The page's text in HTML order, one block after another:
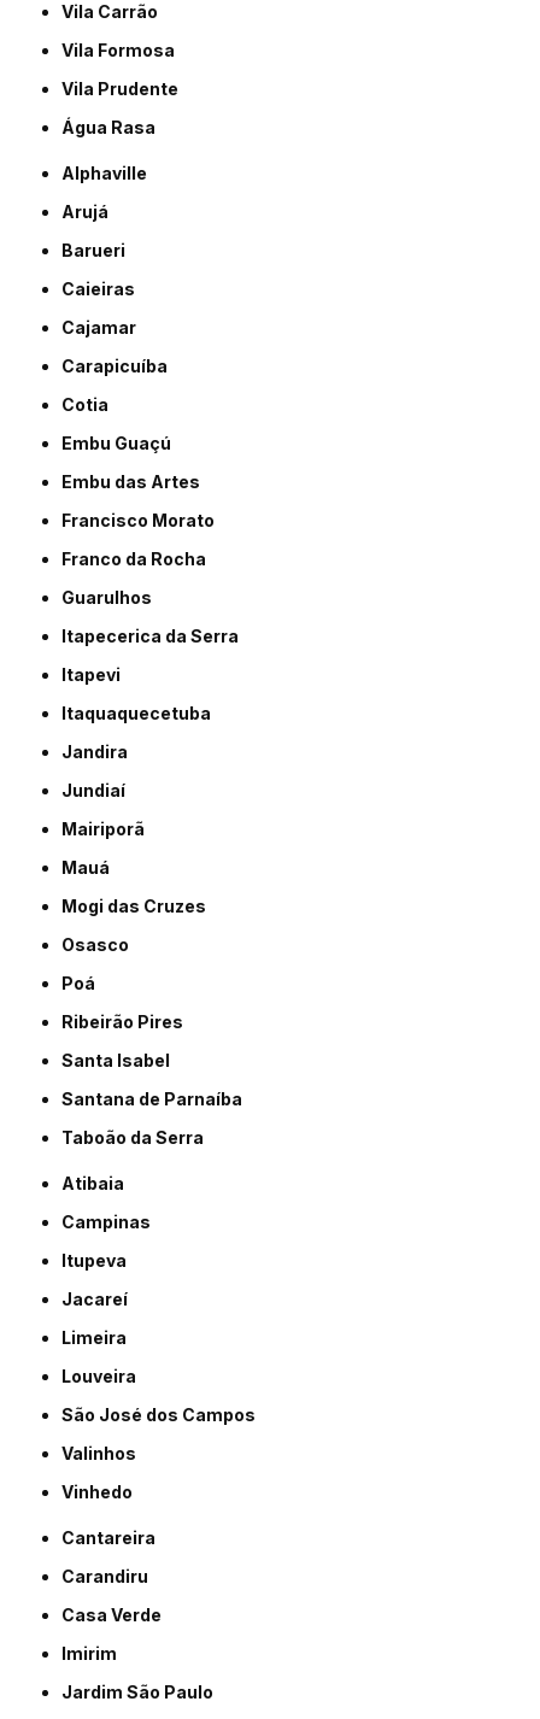
Vila Carrão
Vila Formosa
Vila Prudente
Água Rasa
Alphaville
Arujá
Barueri
Caieiras
Cajamar
Carapicuíba
Cotia
Embu Guaçú
Embu das Artes
Francisco Morato
Franco da Rocha
Guarulhos
Itapecerica da Serra
Itapevi
Itaquaquecetuba
Jandira
Jundiaí
Mairiporã
Mauá
Mogi das Cruzes
Osasco
Poá
Ribeirão Pires
Santa Isabel
Santana de Parnaíba
Taboão da Serra
Atibaia
Campinas
Itupeva
Jacareí
Limeira
Louveira
São José dos Campos
Valinhos
Vinhedo
Cantareira
Carandiru
Casa Verde
Imirim
Jardim São Paulo